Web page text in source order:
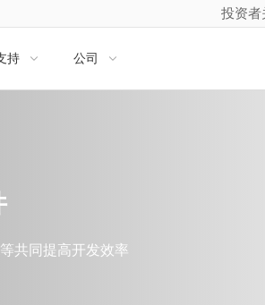
投资者
持  公司 
共同提高开发效率